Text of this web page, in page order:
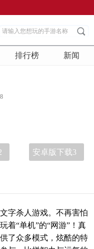
排行榜 新闻
安卓版下载3
杀人游戏。不再害怕
着“单机”的“网游”！真
了众多模式，炫酷的特